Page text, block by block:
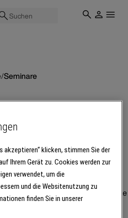
Suchen
/Seminare
Brillux
mit
Aus- und Weiterbildung die
sind. Ganz gleich, ob
und Meister oder ganze
Angebote, die Sie
Brillux Akademie oder als Online-
akzeptieren“ klicken, stimmen Sie der
Ihrem Gerät zu. Cookies werden zur
verwendet, um die
und die Websitenutzung zu
finden Sie in unserer